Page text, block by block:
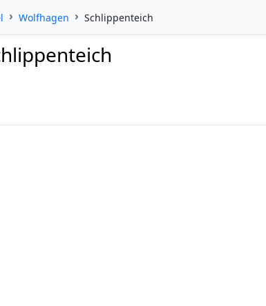
Wolfhagen Schlippenteich